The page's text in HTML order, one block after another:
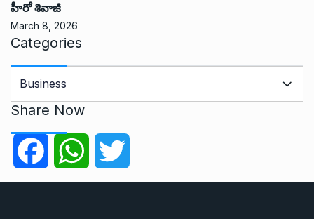
హీరో శివాజీ
March 8, 2026
Categories
t
o
r
Share Now
a
W
h w